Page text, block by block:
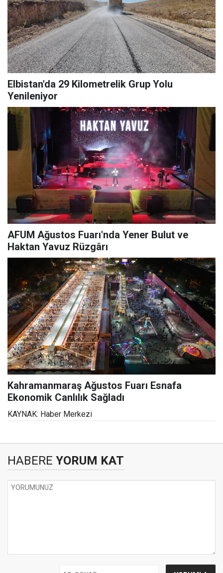
Elbistan'da 29 Kilometrelik Grup Yolu
Yenileniyor
AFUM Ağustos Fuarı'nda Yener Bulut ve
Haktan Yavuz Rüzgârı
Kahramanmaraş Ağustos Fuarı Esnafa
Ekonomik Canlılık Sağladı
KAYNAK: Haber Merkezi
HABERE YORUM KAT